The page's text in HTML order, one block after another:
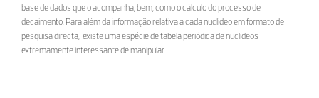
base de dados que o acompanha, bem, como o cálculo do processo de
decaimento. Para além da informação relativa a cada nuclideo em formato de
pesquisa directa, existe uma espécie de tabela periódica de nuclideos
extremamente interessante de manipular.